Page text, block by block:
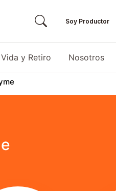
Soy Productor
Vida y Retiro Nosotros